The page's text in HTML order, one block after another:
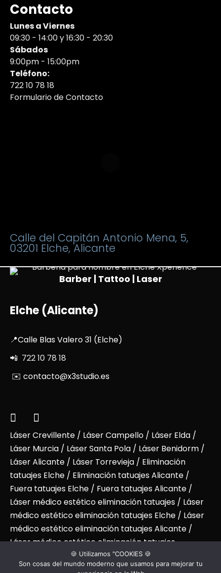
Contacto
Lunes a Viernes
09:30 - 14:00 y 16:30 - 20:30
Sábados
9:00pm - 15:00pm
Teléfono:
722 10 78 18
Formulario de Contacto
Calle del Capitán Antonio Mena, 5,
03201 Elche, Alicante
Barber | Tattoo | Laser
Elche (Alicante)
📍Calle Blas Valero 31 (Elche)
📲 722 10 78 18
✉️ contacto@x3studio.es
Láser Crevillente / Láser Campello / Láser Elda /
Láser Murcia / Láser Santa Pola / Láser Benidorm /
Láser Alicante / Láser Torrevieja / Eliminación
tatuajes Elche / Eliminación tatuajes Alicante /
Fuera tatuajes Elche / Fuera tatuajes Alicante /
Láser médico estético eliminación tatuajes / Láser
médico estético eliminación tatuajes Elche / Láser
médico estético eliminación tatuajes Alicante /
Láser médico estético eliminación tatuajes
Benidorm / Laser medical aesthetic tattoo removal
Benidorm
🍪 Utilizamos "COOKIES 🍪
Son cosas del mundo moderno que usamos para mejorar tu